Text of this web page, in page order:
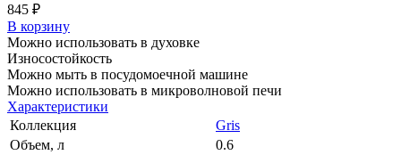
845 ₽
В корзину
Можно использовать в духовке
Износостойкость
Можно мыть в посудомоечной машине
Можно использовать в микроволновой печи
Характеристики
Коллекция
Gris
Объем, л
0.6